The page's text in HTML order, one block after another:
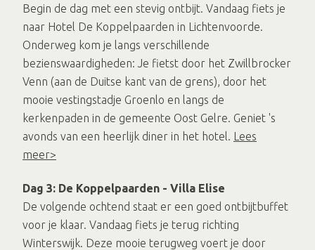
Begin de dag met een stevig ontbijt. Vandaag fiets je
naar Hotel De Koppelpaarden in Lichtenvoorde.
Onderweg kom je langs verschillende
bezienswaardigheden: Je fietst door het Zwillbrocker
Venn (aan de Duitse kant van de grens), door het
mooie vestingstadje Groenlo en langs de
kerkenpaden in de gemeente Oost Gelre. Geniet 's
avonds van een heerlijk diner in het hotel. Lees
meer>
Dag 3: De Koppelpaarden - Villa Elise
De volgende ochtend staat er een goed ontbijtbuffet
voor je klaar. Vandaag fiets je terug richting
Winterswijk. Deze mooie terugweg voert je door